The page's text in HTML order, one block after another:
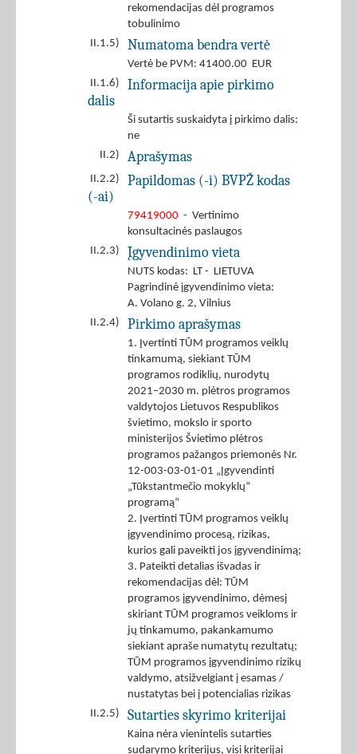
rekomendacijas dėl programos
tobulinimo
II.1.5)
Numatoma bendra vertė
Vertė be PVM: 41400.00 EUR
II.1.6)
Informacija apie pirkimo
dalis
Ši sutartis suskaidyta į pirkimo dalis:
ne
II.2)
Aprašymas
II.2.2)
Papildomas (-i) BVPŽ kodas
(-ai)
79419000 - Vertinimo
konsultacinės paslaugos
II.2.3)
Įgyvendinimo vieta
NUTS kodas: LT - LIETUVA
Pagrindinė įgyvendinimo vieta:
A. Volano g. 2, Vilnius
II.2.4)
Pirkimo aprašymas
1. Įvertinti TŪM programos veiklų
tinkamumą, siekiant TŪM
programos rodiklių, nurodytų
2021–2030 m. plėtros programos
valdytojos Lietuvos Respublikos
švietimo, mokslo ir sporto
ministerijos Švietimo plėtros
programos pažangos priemonės Nr.
12-003-03-01-01 „Įgyvendinti
„Tūkstantmečio mokyklų“
programą“
2. Įvertinti TŪM programos veiklų
įgyvendinimo procesą, rizikas,
kurios gali paveikti jos įgyvendinimą;
3. Pateikti detalias išvadas ir
rekomendacijas dėl: TŪM
programos įgyvendinimo, dėmesį
skiriant TŪM programos veikloms ir
jų tinkamumo, pakankamumo
siekiant apraše numatytų rezultatų;
TŪM programos įgyvendinimo rizikų
valdymo, atsižvelgiant į esamas /
nustatytas bei į potencialias rizikas
II.2.5)
Sutarties skyrimo kriterijai
Kaina nėra vienintelis sutarties
sudarymo kriterijus, visi kriterijai